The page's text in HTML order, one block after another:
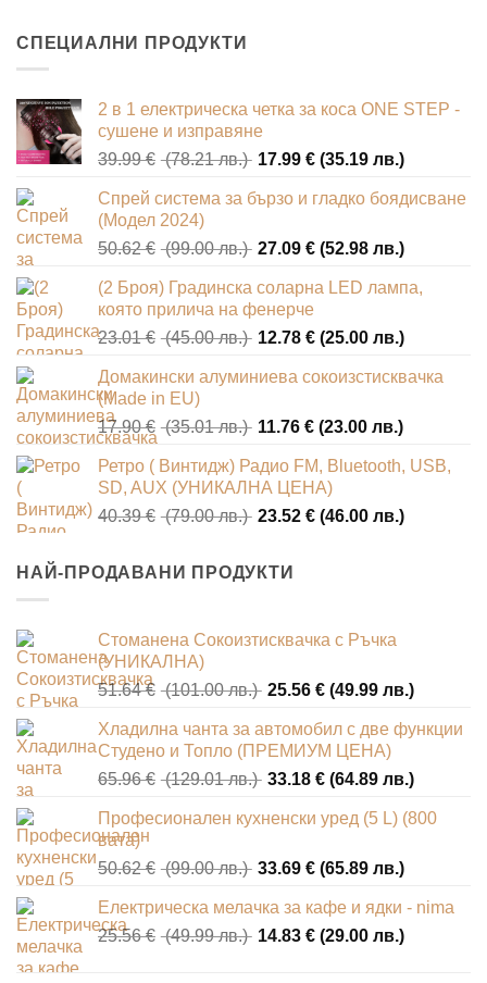
СПЕЦИАЛНИ ПРОДУКТИ
2 в 1 електрическа четка за коса ONE STEP -
сушене и изправяне
39.99€ (78.21 лв.) Original
was:
(78.21
17.99 €(35.19 лв.)Текущата
е:
(35.19
Спрей система за бързо и гладко боядисване
(Модел 2024)
50.62€ (99.00 лв.) Original
was:
50.62 €
(99.00
27.09 €(52.98 лв.)Текущата
е:
(52.98
(2 Броя) Градинска соларна LED лампа,
която прилича на фенерче
23.01€ (45.00 лв.) Original
was:
(45.00
12.78 €(25.00 лв.)Текущата
е:
(25.00
Домакински алуминиева сокоизстисквачка
(Made in EU)
17.90€ (35.01 лв.) Original
was:
17.90 €
(35.01
11.76 €(23.00 лв.)Текущата
е:
(23.00
Ретро ( Винтидж) Радио FM, Bluetooth, USB,
SD, AUX (УНИКАЛНА ЦЕНА)
40.39€ (79.00 лв.) Original
40.39 €
23.52 €(46.00 лв.)Текущата
НАЙ-ПРОДАВАНИ ПРОДУКТИ
Стоманена Сокоизтисквачка с Ръчка
(УНИКАЛНА)
51.64€ (101.00 лв.) Original
was:
51.64 €
(101.00
25.56 €(49.99 лв.)
е:
(49.99
Хладилна чанта за автомобил с две функции
Студено и Топло (ПРЕМИУМ ЦЕНА)
65.96€ (129.01 лв.) Original
was:
(129.01
33.18 €(64.89 лв.)
е:
Професионален кухненски уред (5 L) (800
вата)
50.62€ (99.00 лв.) Original
was:
50.62 €
33.69 €(65.89 лв.)Текущата
е:
33.69 €
Електрическа мелачка за кафе и ядки - nima
25.56€ (49.99 лв.) Original
14.83 €(29.00 лв.)Текущата